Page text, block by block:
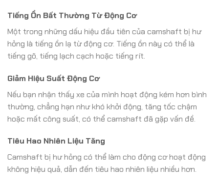
Tiếng Ồn Bất Thường Từ Động Cơ
Một trong những dấu hiệu đầu tiên của camshaft bị hư
hỏng là tiếng ồn lạ từ động cơ. Tiếng ồn này có thể là
tiếng gõ, tiếng lạch cạch hoặc tiếng rít.
Giảm Hiệu Suất Động Cơ
Nếu bạn nhận thấy xe của mình hoạt động kém hơn bình
thường, chẳng hạn như khó khởi động, tăng tốc chậm
hoặc mất công suất, có thể camshaft đã gặp vấn đề.
Tiêu Hao Nhiên Liệu Tăng
Camshaft bị hư hỏng có thể làm cho động cơ hoạt động
không hiệu quả, dẫn đến tiêu hao nhiên liệu nhiều hơn.